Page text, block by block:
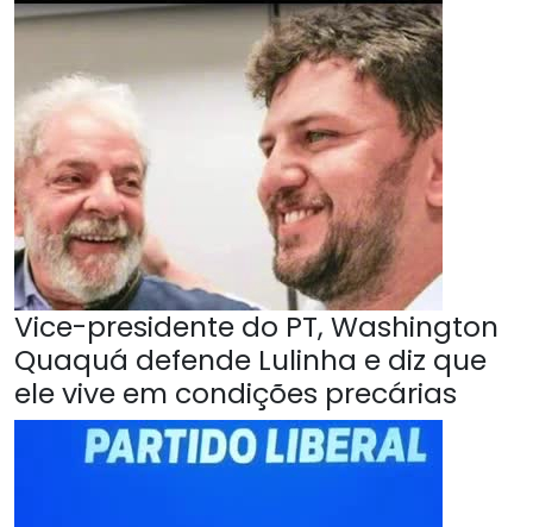
Vice-presidente do PT, Washington
Quaquá defende Lulinha e diz que
ele vive em condições precárias